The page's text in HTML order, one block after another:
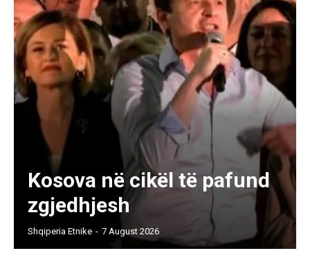
Kosova në cikël të pafund
zgjedhjesh
Shqiperia Etnike - 7 August 2026